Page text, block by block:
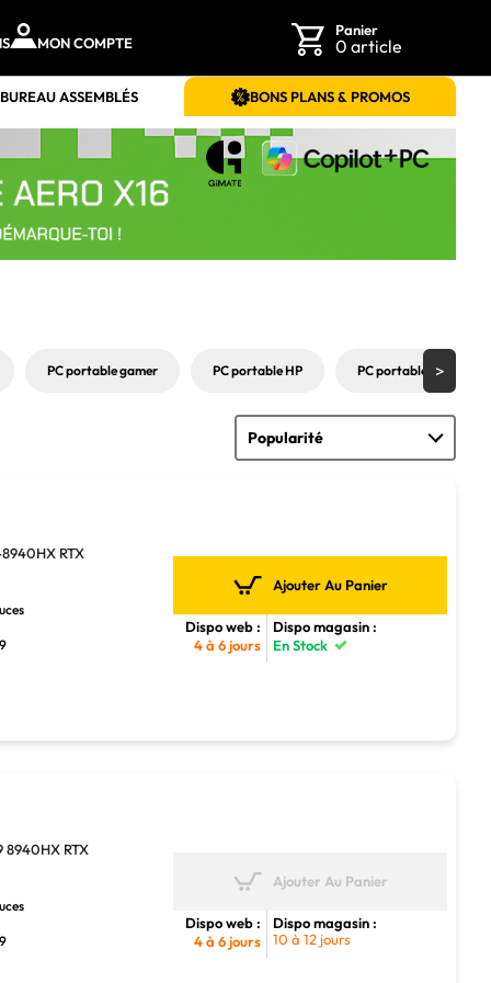
MON COMPTE
Panier
0 article
ASSEMBLÉS BONS PLANS & PROMOS
PC portable gamer PC portable HP PC portable MSI
RTX
Ajouter Au Panier
Dispo web :
4 à 6 jours
Dispo magasin :
En Stock
8940HX RTX
Ajouter Au Panier
Dispo web :
4 à 6 jours
Dispo magasin :
10 à 12 jours